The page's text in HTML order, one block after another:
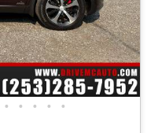
• • • • •